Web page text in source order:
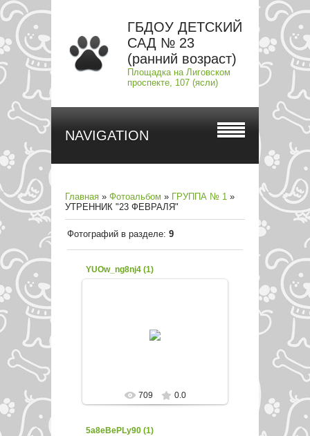
ГБДОУ ДЕТСКИЙ
САД № 23
(ранний возраст)
Площадка на Лиговском
проспекте, 107 (ясли)
NAVIGATION
Главная » Фотоальбом » ГРУППА № 1 »
УТРЕННИК "23 ФЕВРАЛЯ"
Фотографий в разделе: 9
YUOw_ng8nj4 (1)
709 0.0
5a8eBePLy90 (1)